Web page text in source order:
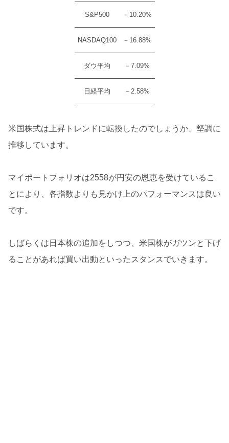
S&P500 －10.20%
NASDAQ100 －16.88%
ダウ平均 －7.09%
日経平均 －2.58%
米国株式は上昇トレンドに転換したのでしょうか、堅調に
推移しています。
マイポートフォリオは2558が円安の恩恵を受けているこ
とにより、各指数よりも見かけ上のパフォーマンスは良い
です。
しばらくは日本株の追加をしつつ、米国株がガツンと下げ
ることがあれば買い出動といったスタンスでいきます。